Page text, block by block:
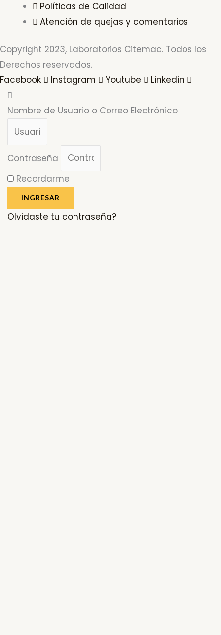
Políticas de Calidad
Atención de quejas y comentarios
Copyright 2023, Laboratorios Citemac. Todos los
Derechos reservados.
Facebook
Instagram Youtube Linkedin
Nombre de Usuario o Correo Electrónico
Contraseña
Recordarme
INGRESAR
Olvidaste tu contraseña?